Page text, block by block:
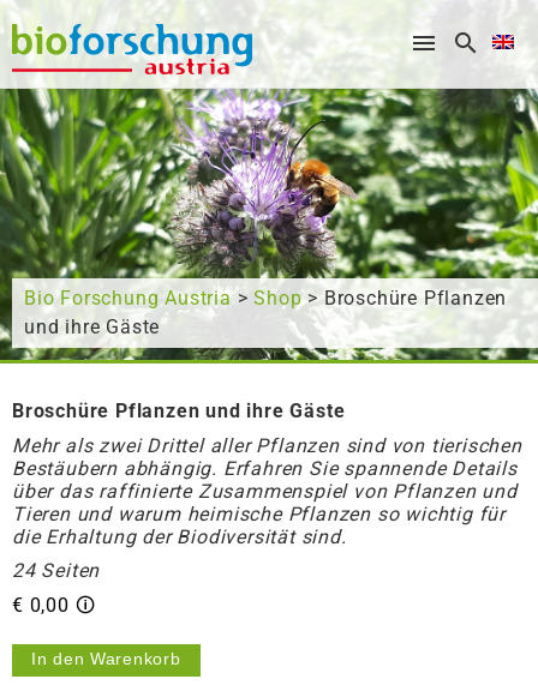
What are you looking for?
Bio Forschung Austria >Shop> Broschüre Pflanzen
und ihre Gäste
Broschüre Pflanzen und ihre Gäste
Mehr als zwei Drittel aller Pflanzen sind von tierischen
Bestäubern abhängig. Erfahren Sie spannende Details
über das raffinierte Zusammenspiel von Pflanzen und
Tieren und warum heimische Pflanzen so wichtig für
die Erhaltung der Biodiversität sind.
24 Seiten
€ 0,00 🛈